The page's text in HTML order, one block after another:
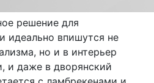
решение для
идеально впишутся не
но и в интерьер
и даже в дворянский